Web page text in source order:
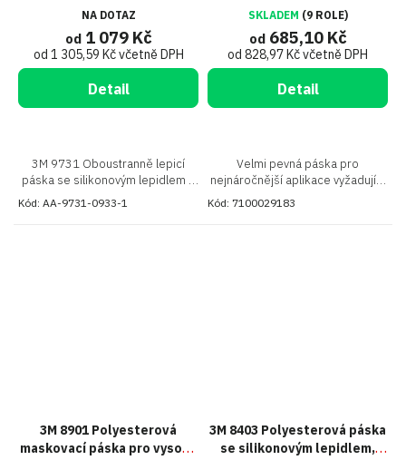
NA DOTAZ
od 1 305,59 Kč včetně DPH
od1 079 Kč
Detail
3M 9731 Oboustranně lepicí
páska se silikonovým lepidlem z
jedné a akrylovým lepidlem z
Kód: AA-9731-0933-1
SKLADEM (9 ROLE)
od 828,97 Kč včetně DPH
od685,10 Kč
Detail
Velmi pevná páska pro
nejnáročnější aplikace vyžadující
extrémní teplotní odolnost
Kód: 7100029183
3M 8901 Polyesterová
maskovací páska pro vysoké
3M 8403 Polyesterová páska
se silikonovým lepidlem,